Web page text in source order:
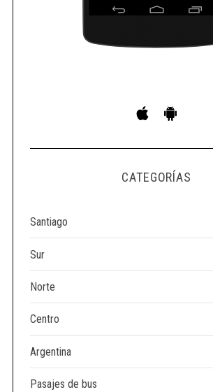
CATEGORÍAS
Santiago
Sur
Norte
Centro
Argentina
Pasajes de bus